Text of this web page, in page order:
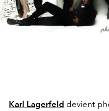
Karl Lagerfeld devient